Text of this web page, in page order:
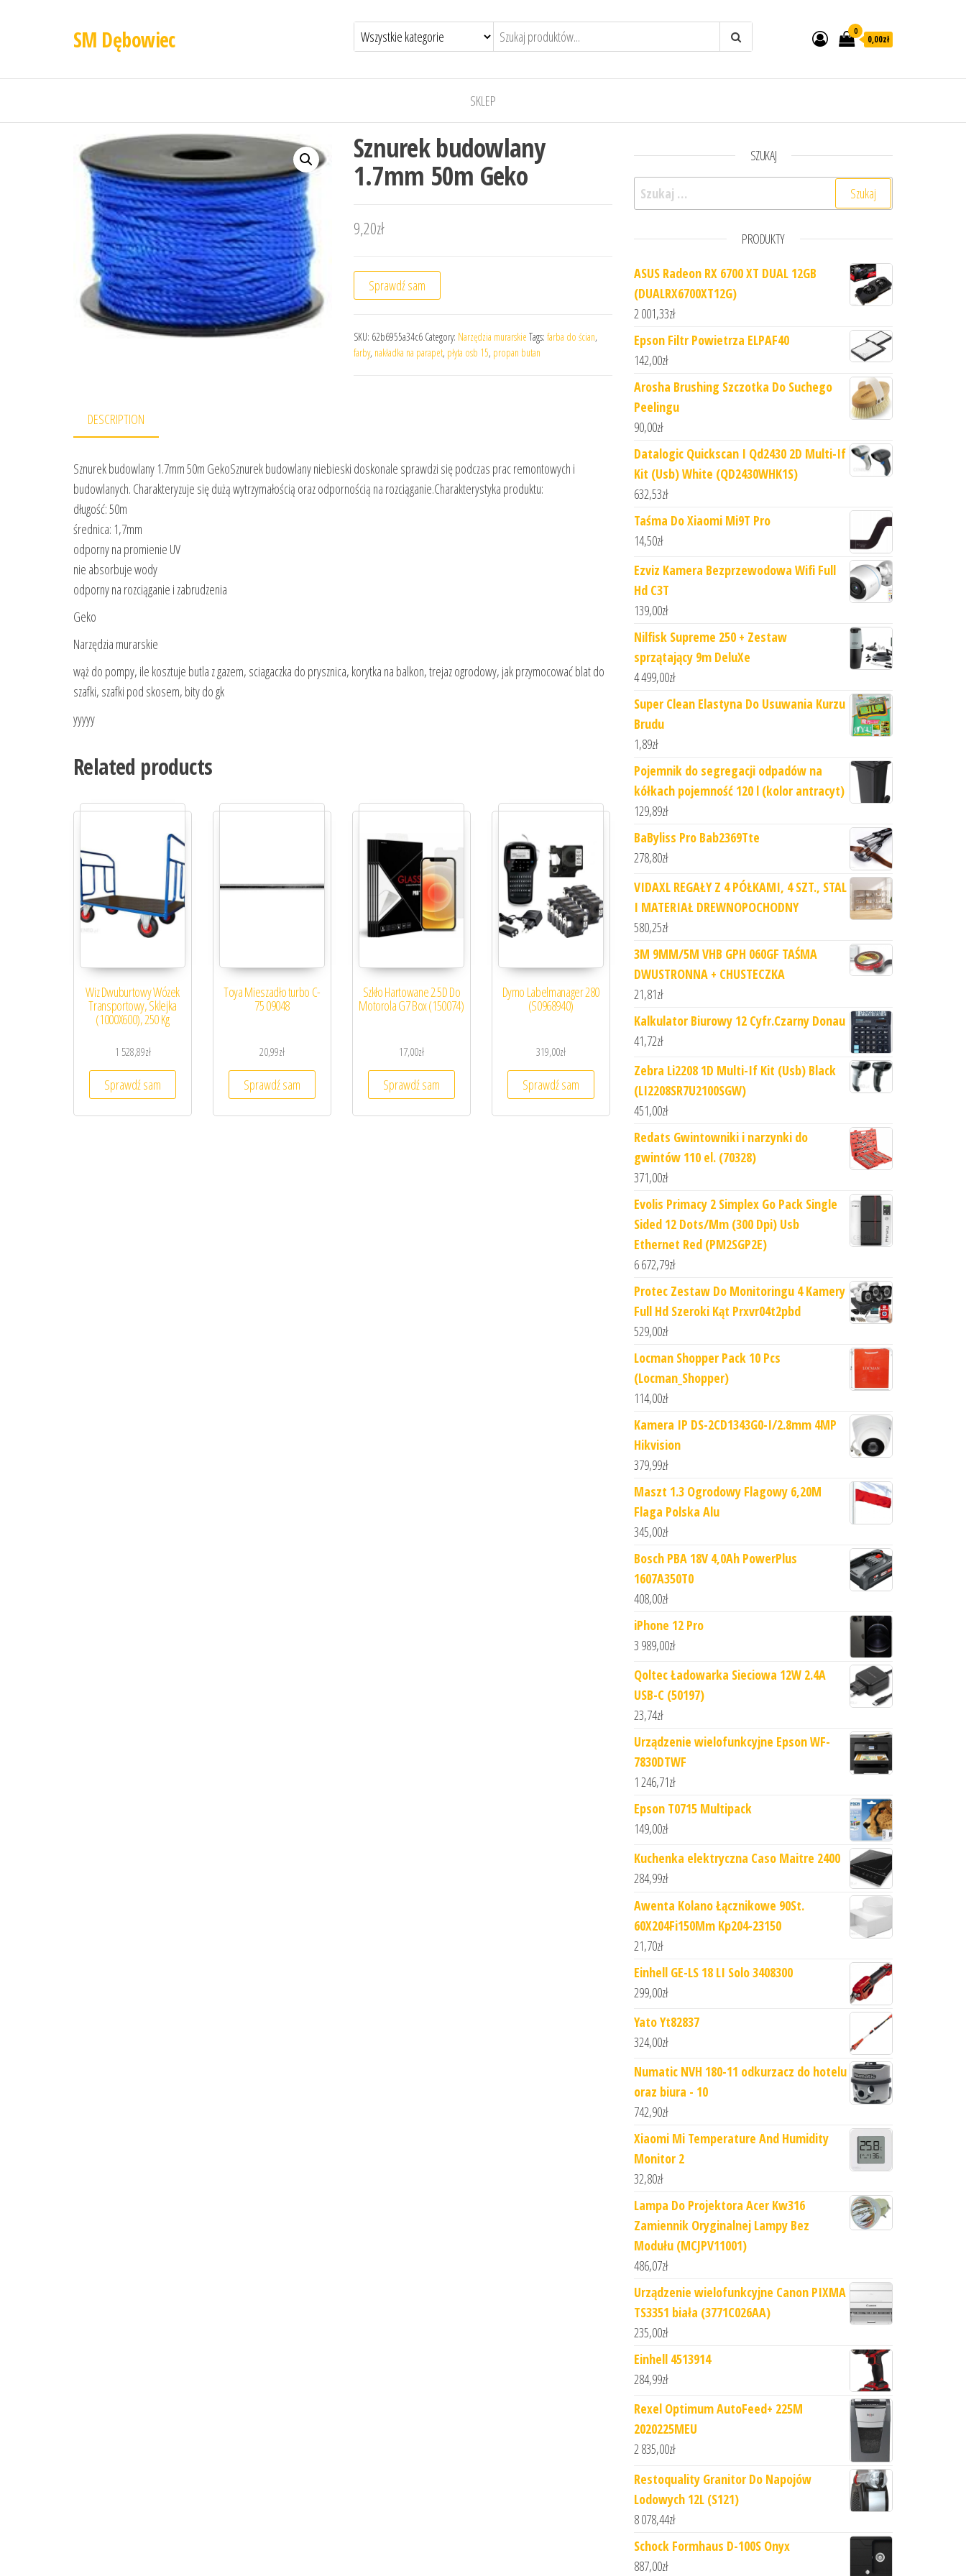
SM Dębowiec 0
0,00zł
SKLEP
Sznurek budowlany
1.7mm 50m Geko
9,20zł
Sprawdź sam
SKU: 62b6955a34c6 Category: Narzędzia murarskie Tags: farba do ścian,
farby, nakładka na parapet, płyta osb 15, propan butan
DESCRIPTION
Sznurek budowlany 1.7mm 50m GekoSznurek budowlany niebieski doskonale sprawdzi się podczas prac remontowych i
budowlanych. Charakteryzuje się dużą wytrzymałością oraz odpornością na rozciąganie.Charakterystyka produktu:
długość: 50m
średnica: 1,7mm
odporny na promienie UV
nie absorbuje wody
odporny na rozciąganie i zabrudzenia
Geko
Narzędzia murarskie
wąż do pompy, ile kosztuje butla z gazem, sciagaczka do prysznica, korytka na balkon, trejaz ogrodowy, jak przymocować blat do
szafki, szafki pod skosem, bity do gk
yyyyy
Related products
Wiz Dwuburtowy Wózek
Transportowy, Sklejka
(1000X600), 250 Kg
1 528,89zł
Sprawdź sam
Toya Mieszadło turbo C-
75 09048
20,99zł
Sprawdź sam
Szkło Hartowane 2.5D Do
Motorola G7 Box (150074)
17,00zł
Sprawdź sam
Dymo Labelmanager 280
(S0968940)
319,00zł
Sprawdź sam
SZUKAJ
Szukaj:
PRODUKTY
ASUS Radeon RX 6700 XT DUAL 12GB
(DUALRX6700XT12G)
2 001,33zł
Epson Filtr Powietrza ELPAF40
142,00zł
Arosha Brushing Szczotka Do Suchego
Peelingu
90,00zł
Datalogic Quickscan I Qd2430 2D Multi-If
Kit (Usb) White (QD2430WHK1S)
632,53zł
Taśma Do Xiaomi Mi9T Pro
14,50zł
Ezviz Kamera Bezprzewodowa Wifi Full
Hd C3T
139,00zł
Nilfisk Supreme 250 + Zestaw
sprzątający 9m DeluXe
4 499,00zł
Super Clean Elastyna Do Usuwania Kurzu
Brudu
1,89zł
Pojemnik do segregacji odpadów na
kółkach pojemność 120 l (kolor antracyt)
129,89zł
BaByliss Pro Bab2369Tte
278,80zł
VIDAXL REGAŁY Z 4 PÓŁKAMI, 4 SZT., STAL
I MATERIAŁ DREWNOPOCHODNY
580,25zł
3M 9MM/5M VHB GPH 060GF TAŚMA
DWUSTRONNA + CHUSTECZKA
21,81zł
Kalkulator Biurowy 12 Cyfr.Czarny Donau
41,72zł
Zebra Li2208 1D Multi-If Kit (Usb) Black
(LI2208SR7U2100SGW)
451,00zł
Redats Gwintowniki i narzynki do
gwintów 110 el. (70328)
371,00zł
Evolis Primacy 2 Simplex Go Pack Single
Sided 12 Dots/Mm (300 Dpi) Usb
Ethernet Red (PM2SGP2E)
6 672,79zł
Protec Zestaw Do Monitoringu 4 Kamery
Full Hd Szeroki Kąt Prxvr04t2pbd
529,00zł
Locman Shopper Pack 10 Pcs
(Locman_Shopper)
114,00zł
Kamera IP DS-2CD1343G0-I/2.8mm 4MP
Hikvision
379,99zł
Maszt 1.3 Ogrodowy Flagowy 6,20M
Flaga Polska Alu
345,00zł
Bosch PBA 18V 4,0Ah PowerPlus
1607A350T0
408,00zł
iPhone 12 Pro
3 989,00zł
Qoltec Ładowarka Sieciowa 12W 2.4A
USB-C (50197)
23,74zł
Urządzenie wielofunkcyjne Epson WF-
7830DTWF
1 246,71zł
Epson T0715 Multipack
149,00zł
Kuchenka elektryczna Caso Maitre 2400
284,99zł
Awenta Kolano Łącznikowe 90St.
60X204Fi150Mm Kp204-23150
21,70zł
Einhell GE-LS 18 LI Solo 3408300
299,00zł
Yato Yt82837
324,00zł
Numatic NVH 180-11 odkurzacz do hotelu
oraz biura - 10
742,90zł
Xiaomi Mi Temperature And Humidity
Monitor 2
32,80zł
Lampa Do Projektora Acer Kw316
Zamiennik Oryginalnej Lampy Bez
Modułu (MCJPV11001)
486,07zł
Urządzenie wielofunkcyjne Canon PIXMA
TS3351 biała (3771C026AA)
235,00zł
Einhell 4513914
284,99zł
Rexel Optimum AutoFeed+ 225M
2020225MEU
2 835,00zł
Restoquality Granitor Do Napojów
Lodowych 12L (S121)
8 078,44zł
Schock Formhaus D-100S Onyx
887,00zł